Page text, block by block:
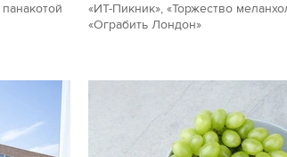
«ИТ-Пикник», «Торжество
«Ограбить Лондон»